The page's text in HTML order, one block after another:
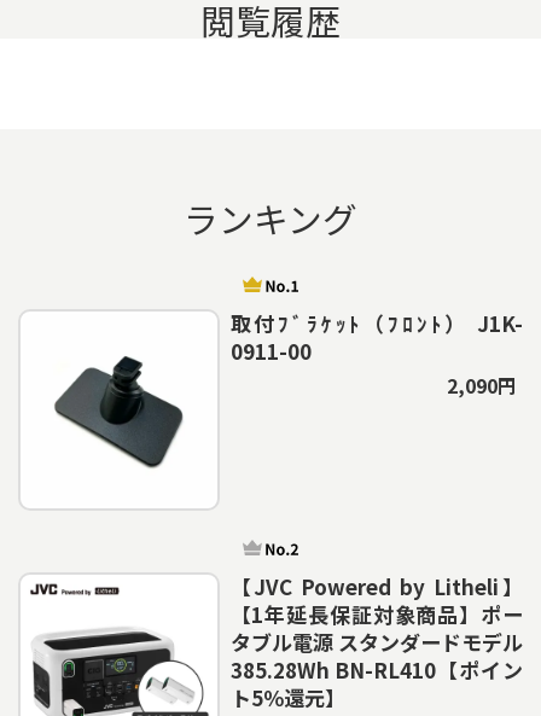
閲覧履歴
ランキング
取付ﾌﾞﾗｹｯﾄ（ﾌﾛﾝﾄ） J1K-
0911-00
2,090円
【JVC Powered by Litheli】
【1年延長保証対象商品】ポー
タブル電源 スタンダードモデル
385.28Wh BN-RL410【ポイン
ト5％還元】